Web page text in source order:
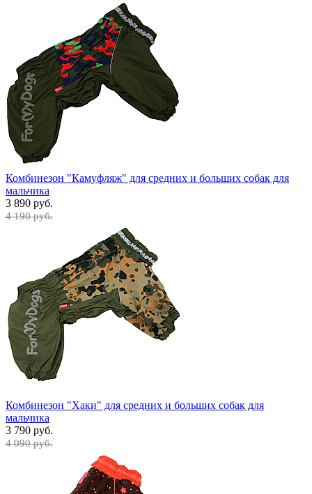
Комбинезон "Камуфляж" для средних и больших собак для
мальчика
3 890 руб.
4 190 руб.
Комбинезон "Хаки" для средних и больших собак для
мальчика
3 790 руб.
4 090 руб.